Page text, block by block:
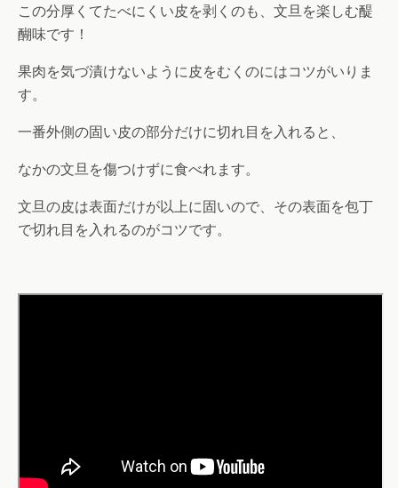
この分厚くてたべにくい皮を剥くのも、文旦を楽しむ醍
醐味です！
果肉を気づ漬けないように皮をむくのにはコツがいりま
す。
一番外側の固い皮の部分だけに切れ目を入れると、
なかの文旦を傷つけずに食べれます。
文旦の皮は表面だけが以上に固いので、その表面を包丁
で切れ目を入れるのがコツです。